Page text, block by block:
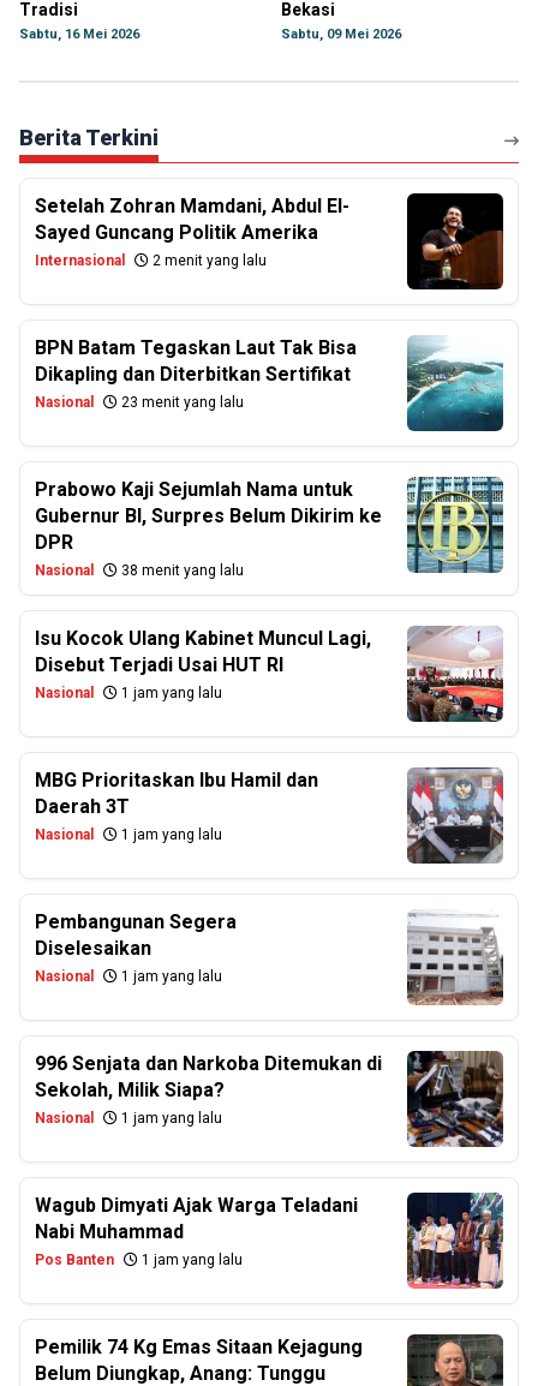
Tradisi
Sabtu, 16 Mei 2026
Bekasi
Sabtu, 09 Mei 2026
Berita Terkini
Setelah Zohran Mamdani, Abdul El-
Sayed Guncang Politik Amerika
Internasional 2 menit yang lalu
BPN Batam Tegaskan Laut Tak Bisa
Dikapling dan Diterbitkan Sertifikat
Nasional 23 menit yang lalu
Prabowo Kaji Sejumlah Nama untuk
Gubernur BI, Surpres Belum Dikirim ke
DPR
Nasional 38 menit yang lalu
Isu Kocok Ulang Kabinet Muncul Lagi,
Disebut Terjadi Usai HUT RI
Nasional 1 jam yang lalu
MBG Prioritaskan Ibu Hamil dan
Daerah 3T
Nasional 1 jam yang lalu
Pembangunan Segera
Diselesaikan
Nasional 1 jam yang lalu
996 Senjata dan Narkoba Ditemukan di
Sekolah, Milik Siapa?
Nasional 1 jam yang lalu
Wagub Dimyati Ajak Warga Teladani
Nabi Muhammad
Pos Banten 1 jam yang lalu
Pemilik 74 Kg Emas Sitaan Kejagung
Belum Diungkap, Anang: Tunggu